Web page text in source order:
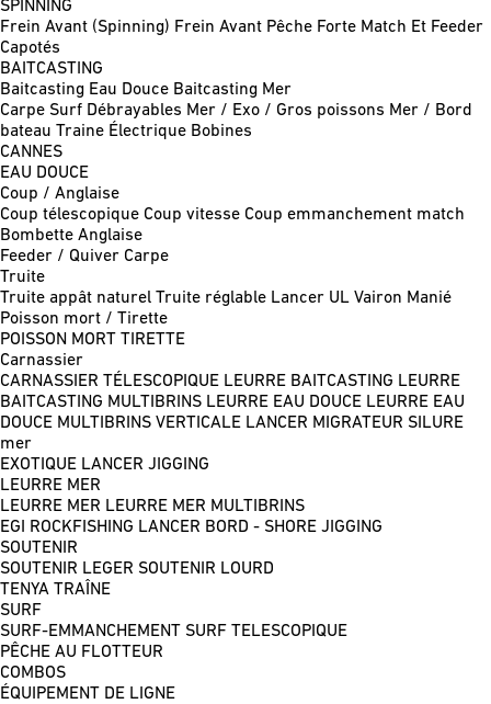
SPINNING
Frein Avant (Spinning) Frein Avant Pêche Forte Match Et Feeder
Capotés
BAITCASTING
Baitcasting Eau Douce Baitcasting Mer
Carpe Surf Débrayables Mer / Exo / Gros poissons Mer / Bord
bateau Traine Électrique Bobines
CANNES
EAU DOUCE
Coup / Anglaise
Coup télescopique Coup vitesse Coup emmanchement match
Bombette Anglaise
Feeder / Quiver Carpe
Truite
Truite appât naturel Truite réglable Lancer UL Vairon Manié
Poisson mort / Tirette
POISSON MORT TIRETTE
Carnassier
CARNASSIER TÉLESCOPIQUE LEURRE BAITCASTING LEURRE
BAITCASTING MULTIBRINS LEURRE EAU DOUCE LEURRE EAU
DOUCE MULTIBRINS VERTICALE LANCER MIGRATEUR SILURE
mer
EXOTIQUE LANCER JIGGING
LEURRE MER
LEURRE MER LEURRE MER MULTIBRINS
EGI
ROCKFISHING LANCER BORD - SHORE JIGGING
SOUTENIR
SOUTENIR LEGER SOUTENIR LOURD
TENYA TRAÎNE
SURF
SURF-EMMANCHEMENT SURF TELESCOPIQUE
PÊCHE AU FLOTTEUR
COMBOS
ÉQUIPEMENT DE LIGNE